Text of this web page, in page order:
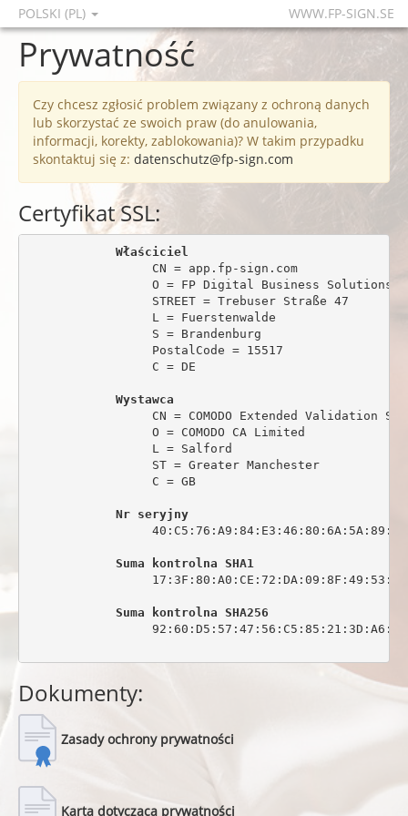
POLSKI (PL) WWW.FP-SIGN.SE
Prywatność
Czy chcesz zgłosić problem związany z ochroną danych
lub skorzystać ze swoich praw (do anulowania,
informacji, korekty, zablokowania)? W takim przypadku
skontaktuj się z: datenschutz@fp-sign.com
Certyfikat SSL:
Właściciel
                 CN = app.fp-sign.com
O = FP Digital Business Solutions
                 STREET = Trebuser Straße 47
                 L = Fuerstenwalde
                 S = Brandenburg
                 PostalCode = 15517
                 C = DE
Wystawca
CN = COMODO Extended Validation
                 O = COMODO CA Limited
                 L = Salford
                 ST = Greater Manchester
                 C = GB
Nr seryjny
Suma kontrolna SHA1
Suma kontrolna SHA256
Dokumenty:
Zasady ochrony prywatności
Karta dotycząca prywatności